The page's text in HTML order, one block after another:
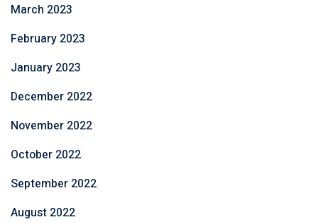
March 2023
February 2023
January 2023
December 2022
November 2022
October 2022
September 2022
August 2022